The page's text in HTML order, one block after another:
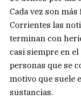
Cada vez son
Corrientes las
terminan con
casi siempre en
personas que se
motivo que suele
sustancias.